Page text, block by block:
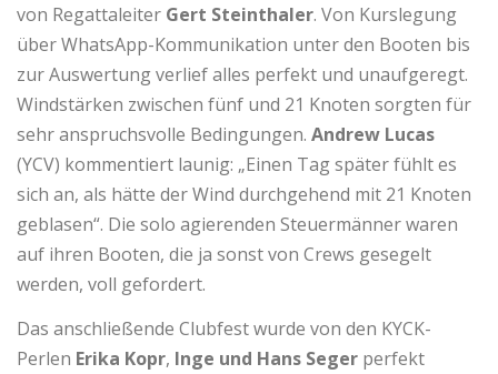
von Regattaleiter Gert Steinthaler. Von Kurslegung
über WhatsApp-Kommunikation unter den Booten bis
zur Auswertung verlief alles perfekt und unaufgeregt.
Windstärken zwischen fünf und 21 Knoten sorgten für
sehr anspruchsvolle Bedingungen. Andrew Lucas
(YCV) kommentiert launig: „Einen Tag später fühlt es
sich an, als hätte der Wind durchgehend mit 21 Knoten
geblasen“. Die solo agierenden Steuermänner waren
auf ihren Booten, die ja sonst von Crews gesegelt
werden, voll gefordert.
Das anschließende Clubfest wurde von den KYCK-
Perlen Erika Kopr, Inge und Hans Seger perfekt